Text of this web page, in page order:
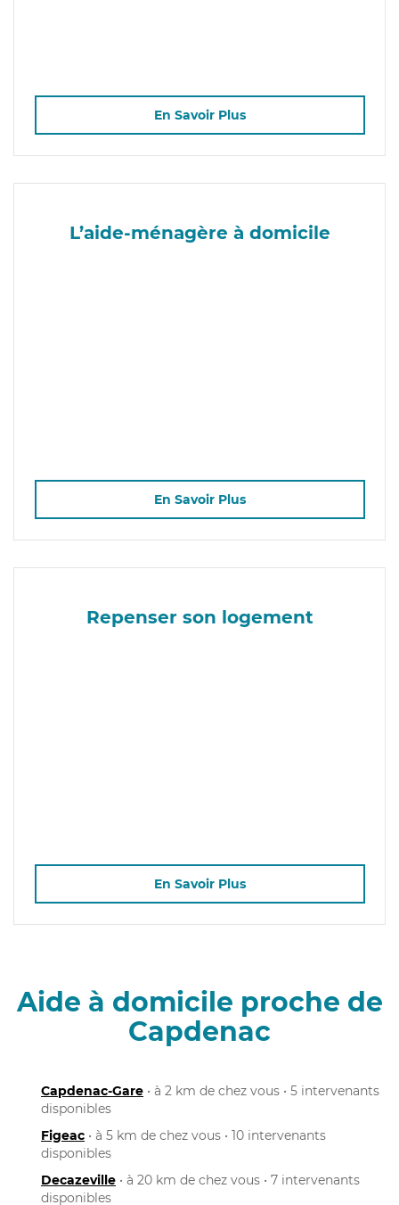
En Savoir Plus
L’aide-ménagère à domicile
En Savoir Plus
Repenser son logement
En Savoir Plus
Aide à domicile proche de
Capdenac
Capdenac-Gare • à 2 km de chez vous • 5 intervenants
disponibles
Figeac • à 5 km de chez vous • 10 intervenants
disponibles
Decazeville • à 20 km de chez vous • 7 intervenants
disponibles